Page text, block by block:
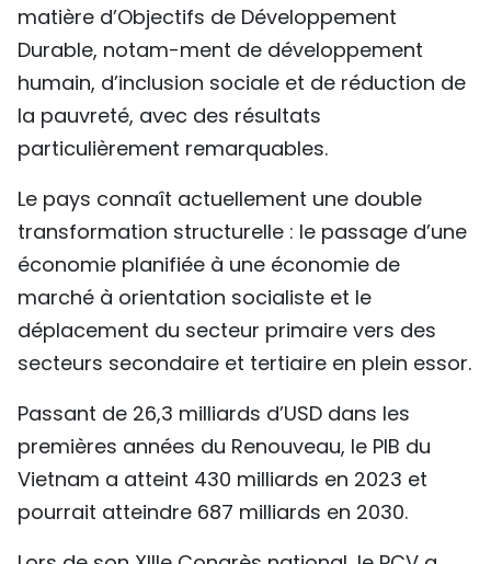
matière d’Objectifs de Développement
Durable, notam-ment de développement
humain, d’inclusion sociale et de réduction de
la pauvreté, avec des résultats
particulièrement remarquables.
Le pays connaît actuellement une double
transformation structurelle : le passage d’une
économie planifiée à une économie de
marché à orientation socialiste et le
déplacement du secteur primaire vers des
secteurs secondaire et tertiaire en plein essor.
Passant de 26,3 milliards d’USD dans les
premières années du Renouveau, le PIB du
Vietnam a atteint 430 milliards en 2023 et
pourrait atteindre 687 milliards en 2030.